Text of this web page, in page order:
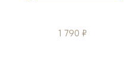
1 790 ₽